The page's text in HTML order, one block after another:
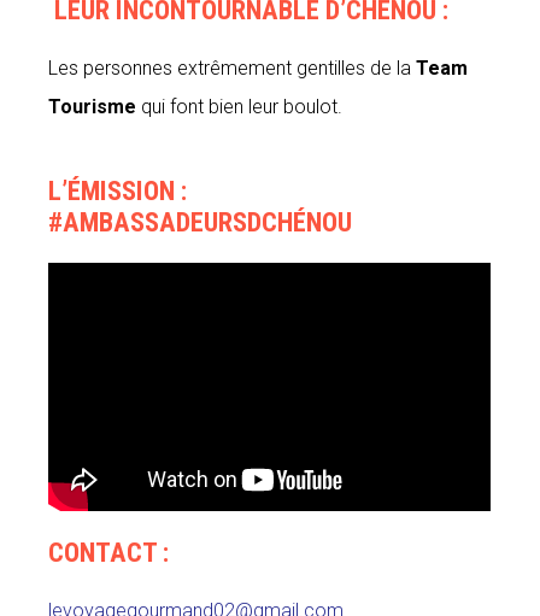
LEUR INCONTOURNABLE D’CHÉNOU :
Les personnes extrêmement gentilles de laTeam
Tourisme qui font bien leur boulot.
L’ÉMISSION :
#AMBASSADEURSDCHÉNOU
CONTACT :
levoyagegourmand02@gmail.com